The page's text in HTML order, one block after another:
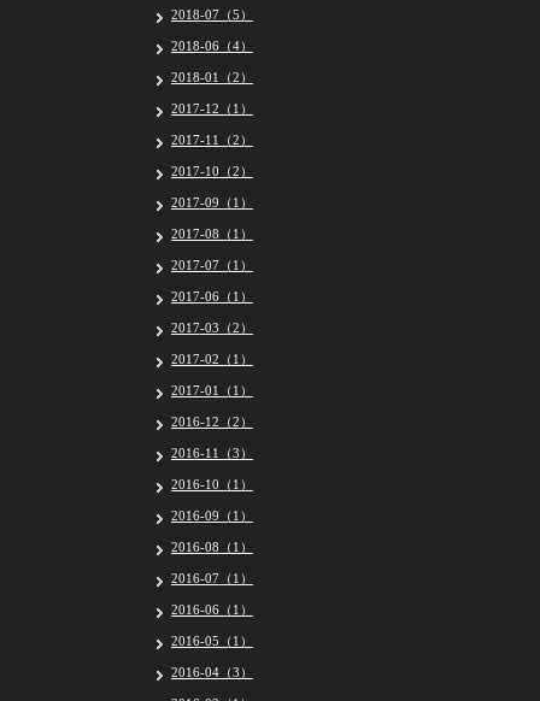
2018-07（5）
2018-06（4）
2018-01（2）
2017-12（1）
2017-11（2）
2017-10（2）
2017-09（1）
2017-08（1）
2017-07（1）
2017-06（1）
2017-03（2）
2017-02（1）
2017-01（1）
2016-12（2）
2016-11（3）
2016-10（1）
2016-09（1）
2016-08（1）
2016-07（1）
2016-06（1）
2016-05（1）
2016-04（3）